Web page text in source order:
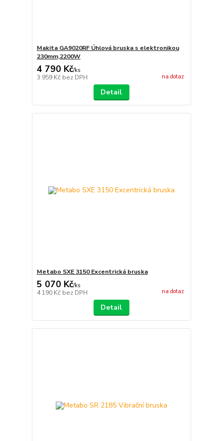
Makita GA9020RF Úhlová bruska s elektronikou
230mm,2200W
4 790 Kč/ks
3 959 Kč bez DPH na dotaz
Detail
Metabo SXE 3150 Excentrická bruska
5 070 Kč/ks
4 190 Kč bez DPH na dotaz
Detail